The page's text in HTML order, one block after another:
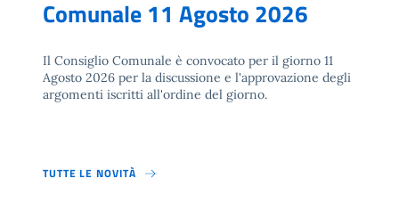
Comunale 11 Agosto 2026
Il Consiglio Comunale è convocato per il giorno 11
Agosto 2026 per la discussione e l'approvazione degli
argomenti iscritti all'ordine del giorno.
TUTTE LE NOVITÀ